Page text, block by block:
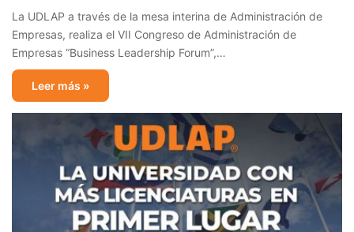
La UDLAP a través de la mesa interina de Administración de
Empresas, realiza el VII Congreso de Administración de
Empresas “Business Leadership Forum”,…
Leer más »